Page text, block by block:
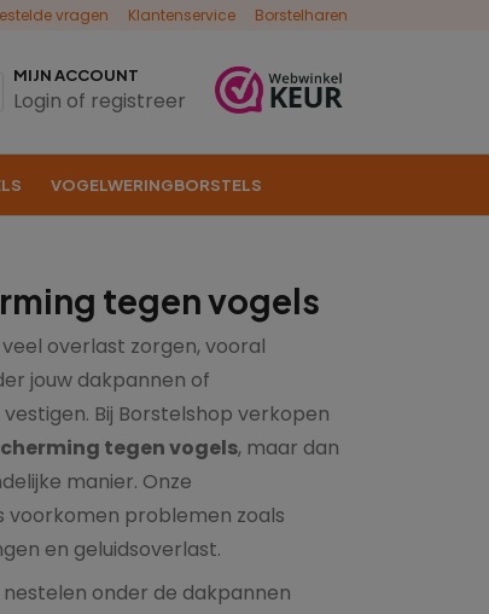
vragen Klantenservice Borstelharen
MIJN ACCOUNT
Login of registreer
VOGELWERINGBORSTELS
tegen vogels
overlast zorgen, vooral
jouw dakpannen of
Bij Borstelshop verkopen
tegen vogels, maar dan
manier. Onze
voorkomen problemen zoals
en geluidsoverlast.
nestelen onder de dakpannen